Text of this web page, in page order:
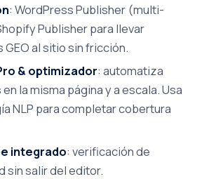
: WordPress Publisher (multi-
Publisher para llevar
al sitio sin fricción.
& optimizador: automatiza
la misma página y a escala. Usa
NLP para completar cobertura
integrado: verificación de
sin salir del editor.